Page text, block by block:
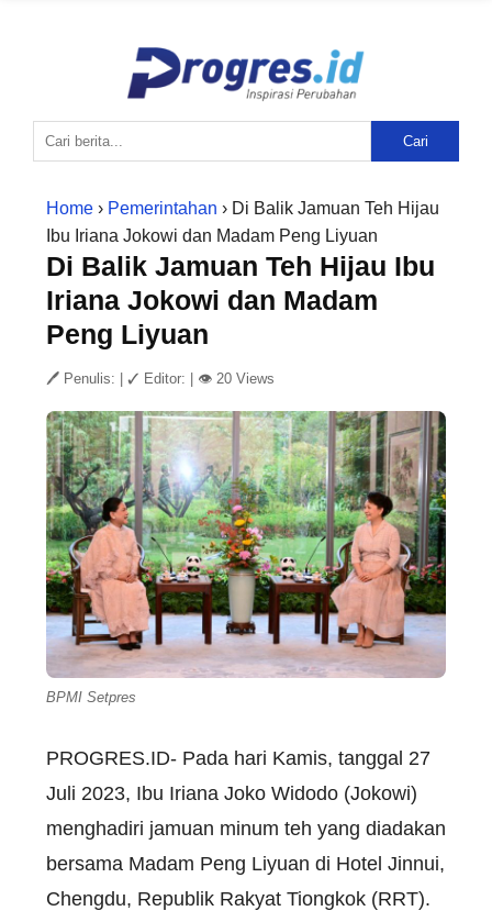
Cari
Home › Pemerintahan › Di Balik Jamuan Teh Hijau
Ibu Iriana Jokowi dan Madam Peng Liyuan
Di Balik Jamuan Teh Hijau Ibu
Iriana Jokowi dan Madam
Peng Liyuan
🖊 Penulis: ✓ Editor: 👁 20 Views
BPMI Setpres
PROGRES.ID- Pada hari Kamis, tanggal 27
Juli 2023, Ibu Iriana Joko Widodo (Jokowi)
menghadiri jamuan minum teh yang diadakan
bersama Madam Peng Liyuan di Hotel Jinnui,
Chengdu, Republik Rakyat Tiongkok (RRT).